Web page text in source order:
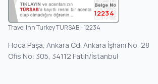
12234
Travel Inn Turkey TURSAB - 12234
Hoca Paşa, Ankara Cd. Ankara İşhanı No: 28
Ofis No: 305, 34112 Fatih/İstanbul